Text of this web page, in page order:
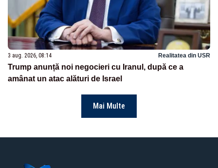
3 aug. 2026, 08:14 Realitatea din USR
Trump anunță noi negocieri cu Iranul, după ce a
amânat un atac alături de Israel
Mai Multe